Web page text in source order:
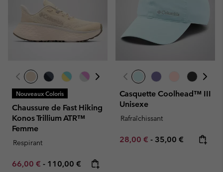
Nouveaux Coloris
Chaussure de Fast Hiking
Konos Trillium ATR™
Femme
Respirant
Minimum sale price:
66,00 € - Maximum price:
110,00 €
Casquette Coolhead™ III
Unisexe
Rafraîchissant
Minimum sale price:
28,00 € - Maximum price:
35,00 €